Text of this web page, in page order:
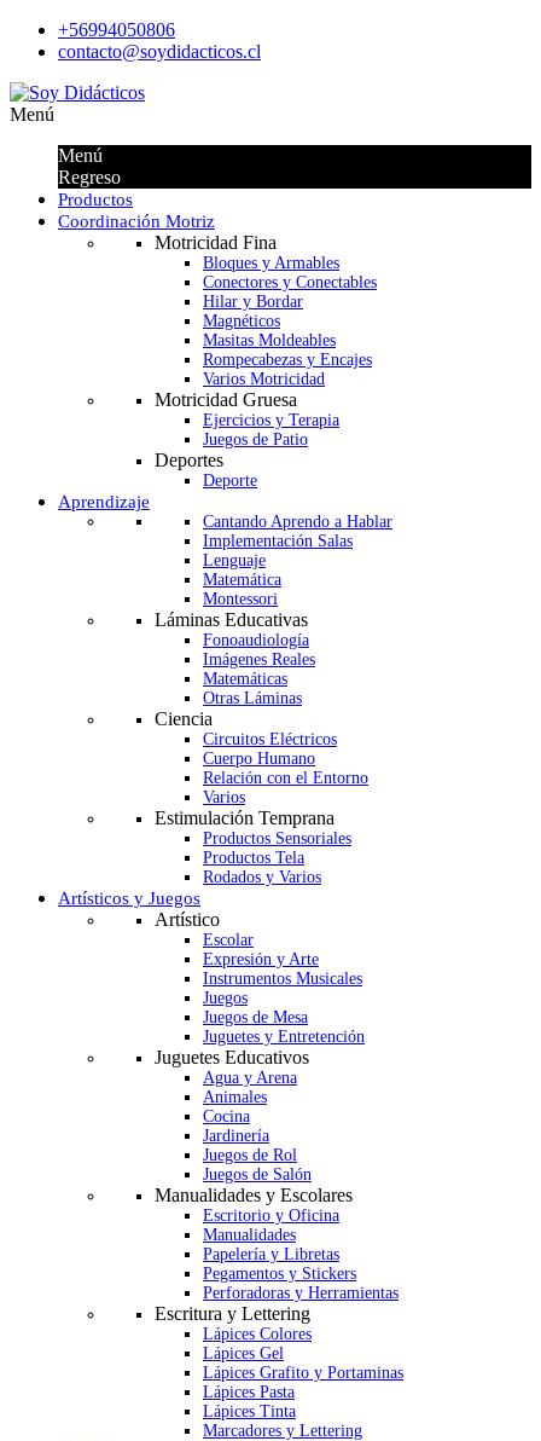
+56994050806
contacto@soydidacticos.cl
Menú
Menú
Regreso
Productos
Coordinación Motriz
Motricidad Fina
Bloques y Armables
Conectores y Conectables
Hilar y Bordar
Magnéticos
Masitas Moldeables
Rompecabezas y Encajes
Varios Motricidad
Motricidad Gruesa
Ejercicios y Terapia
Juegos de Patio
Deportes
Deporte
Aprendizaje
Cantando Aprendo a Hablar
Implementación Salas
Lenguaje
Matemática
Montessori
Láminas Educativas
Fonoaudiología
Imágenes Reales
Matemáticas
Otras Láminas
Ciencia
Circuitos Eléctricos
Cuerpo Humano
Relación con el Entorno
Varios
Estimulación Temprana
Productos Sensoriales
Productos Tela
Rodados y Varios
Artísticos y Juegos
Artístico
Escolar
Expresión y Arte
Instrumentos Musicales
Juegos
Juegos de Mesa
Juguetes y Entretención
Juguetes Educativos
Agua y Arena
Animales
Cocina
Jardinería
Juegos de Rol
Juegos de Salón
Manualidades y Escolares
Escritorio y Oficina
Manualidades
Papelería y Libretas
Pegamentos y Stickers
Perforadoras y Herramientas
Escritura y Lettering
Lápices Colores
Lápices Gel
Lápices Grafito y Portaminas
Lápices Pasta
Lápices Tinta
Marcadores y Lettering